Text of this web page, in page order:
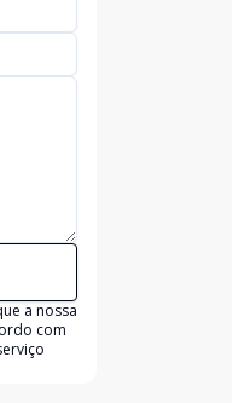
a nossa
com